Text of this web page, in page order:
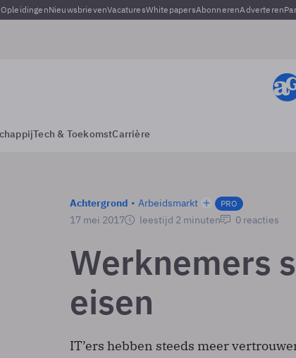
NieuwsbrievenVacaturesWhitepapersAbonnerenAdverteren
Tech & ToekomstCarrière
Achtergrond Arbeidsmarkt PRO
17 mei 2017 leestijd 2 minuten 0 reacties
Werknemers
eisen
IT’ers hebben steeds meer